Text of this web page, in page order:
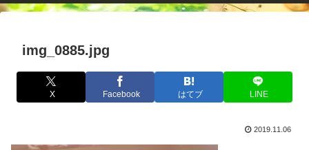
img_0885.jpg
X Facebook はてブ LINE
2019.11.06